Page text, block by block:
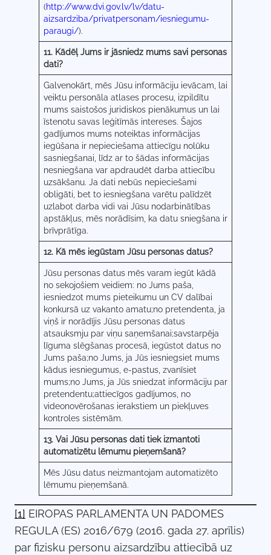
(http://www.dvi.gov.lv/lv/datu-
aizsardziba/privatpersonam/iesniegumu-
paraugi/).
11. Kādēļ Jums ir jāsniedz mums savi personas
dati?
Galvenokārt, mēs Jūsu informāciju ievācam, lai
veiktu personāla atlases procesu, izpildītu
mums saistošos juridiskos pienākumus un lai
īstenotu savas leģitīmās intereses. Šajos
gadījumos mums noteiktas informācijas
iegūšana ir nepieciešama attiecīgu nolūku
sasniegšanai, līdz ar to šādas informācijas
nesniegšana var apdraudēt darba attiecību
uzsākšanu. Ja dati nebūs nepieciešami
obligāti, bet to iesniegšana varētu palīdzēt
uzlabot darba vidi vai Jūsu nodarbinātības
apstākļus, mēs norādīsim, ka datu sniegšana ir
brīvprātīga.
12. Kā mēs iegūstam Jūsu personas datus?
Jūsu personas datus mēs varam iegūt kādā
no sekojošiem veidiem: no Jums paša,
iesniedzot mums pieteikumu un CV dalībai
konkursā uz vakanto amatu;no pretendenta, ja
viņš ir norādījis Jūsu personas datus
atsauksmju par viņu saņemšanai;savstarpēja
līguma slēgšanas procesā, iegūstot datus no
Jums paša;no Jums, ja Jūs iesniegsiet mums
kādus iesniegumus, e-pastus, zvanīsiet
mums;no Jums, ja Jūs sniedzat informāciju par
pretendentu;attiecīgos gadījumos, no
videonovērošanas ierakstiem un piekļuves
kontroles sistēmām.
13. Vai Jūsu personas dati tiek izmantoti
automatizētu lēmumu pieņemšanā?
Mēs Jūsu datus neizmantojam automatizēto
lēmumu pieņemšanā.
[1] EIROPAS PARLAMENTA UN PADOMES
REGULA (ES) 2016/679 (2016. gada 27. aprīlis)
par fizisku personu aizsardzību attiecībā uz